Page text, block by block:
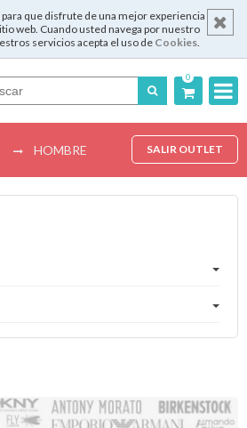
que disfrute de una mejor experiencia
web. Cuando usted navega por nuestro
servicios acepta el uso de Cookies.
0
SALIR OUTLET
HOMBRE